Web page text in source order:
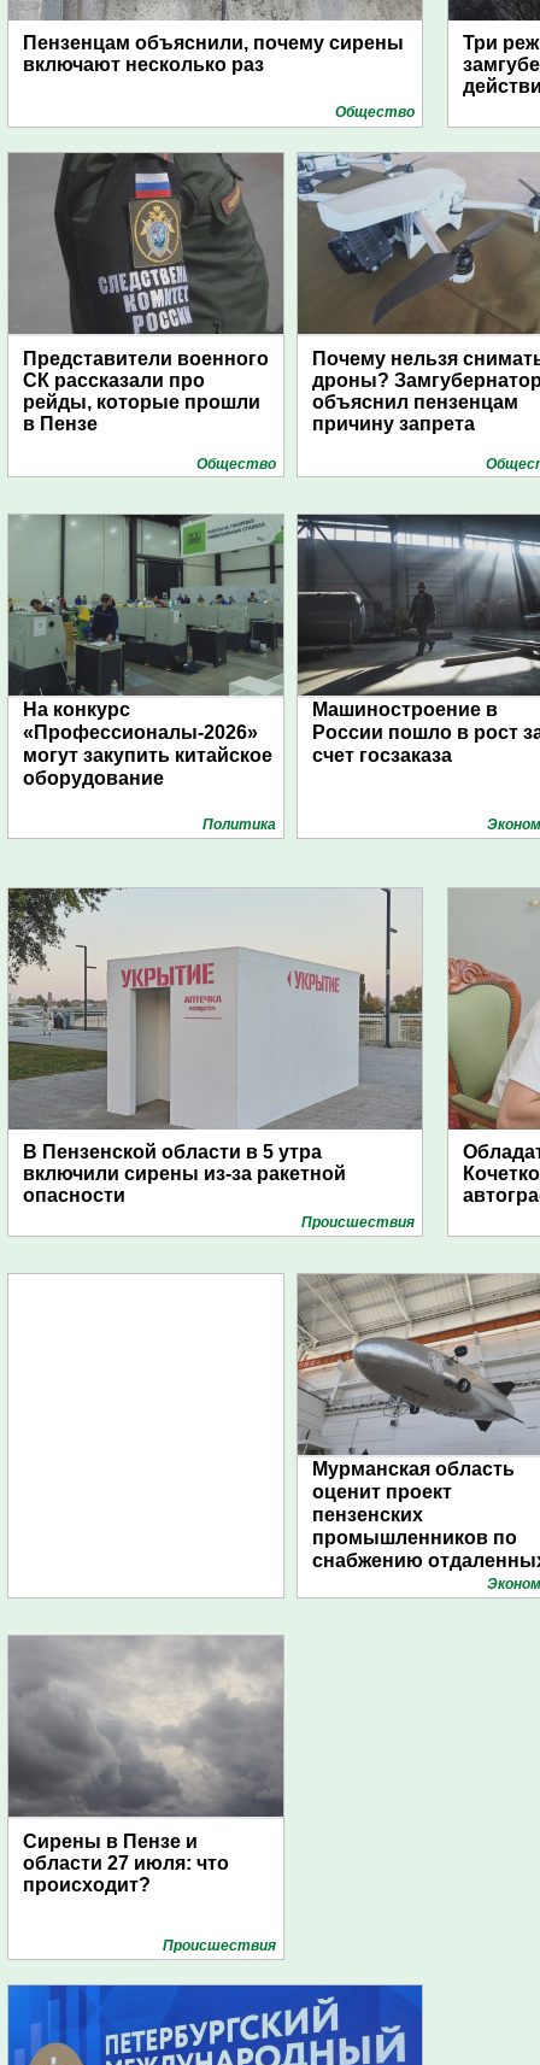
Пензенцам объяснили, почему сирены
включают несколько раз
Общество
Три
Представители военного
СК рассказали про
рейды, которые прошли
в Пензе
Общество
Почему нельзя
дроны?
объяснил пензенцам
причину запрета
На конкурс
«Профессионалы-2026»
могут закупить китайское
оборудование
Политика
Машиностроение в
России пошло в рост
счет госзаказа
В Пензенской области в 5 утра
включили сирены из-за ракетной
опасности
Проиcшествия
Мурманская область
оценит проект
пензенских
промышленников по
снабжению
поселений с помощью
Сирены в Пензе и
области 27 июля: что
происходит?
Проиcшествия